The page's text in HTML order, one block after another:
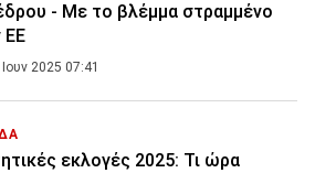
- Με το βλέμμα στραμμένο
ΕΕ
2025 07:41
εκλογές 2025: Τι ώρα